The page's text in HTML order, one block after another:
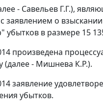
- Савельев Г.Г.),
заявлением о
в размере 15
произведена
- Мишнева К.Р.).
заявление
убытков.